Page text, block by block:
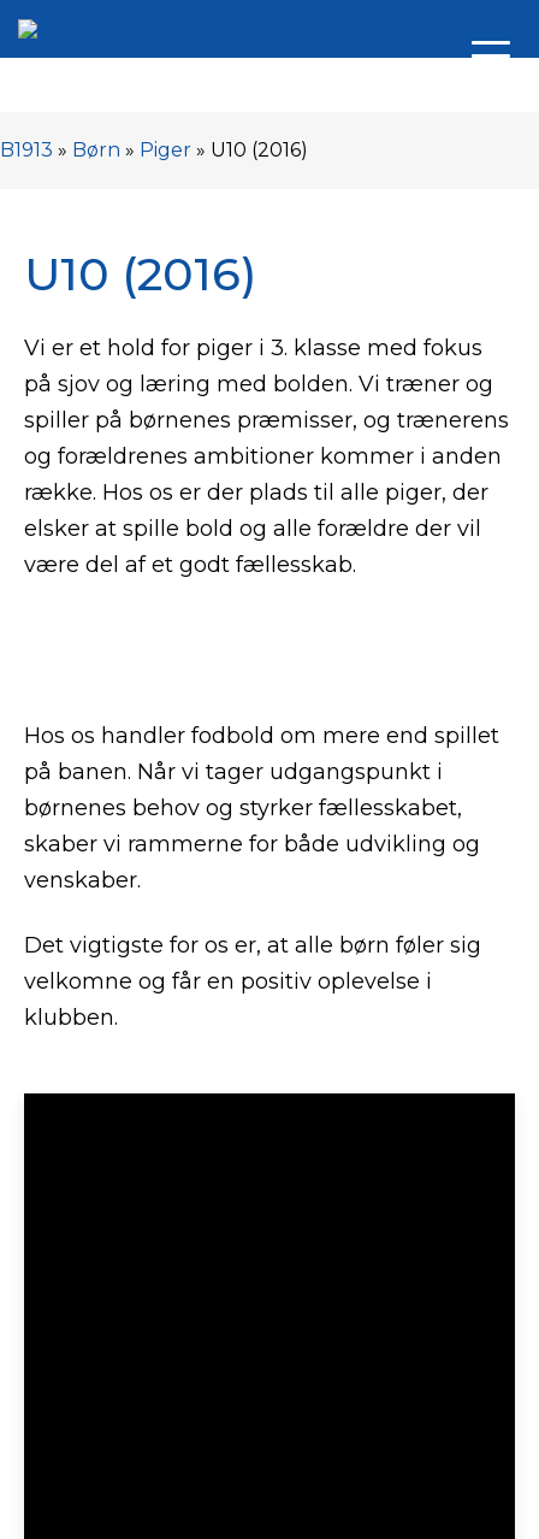
B1913 » Børn » Piger » U10 (2016)
U10 (2016)
Vi er et hold for piger i 3. klasse med fokus
på sjov og læring med bolden. Vi træner og
spiller på børnenes præmisser, og trænerens
og forældrenes ambitioner kommer i anden
række. Hos os er der plads til alle piger, der
elsker at spille bold og alle forældre der vil
være del af et godt fællesskab.
Hos os handler fodbold om mere end spillet
på banen. Når vi tager udgangspunkt i
børnenes behov og styrker fællesskabet,
skaber vi rammerne for både udvikling og
venskaber.
Det vigtigste for os er, at alle børn føler sig
velkomne og får en positiv oplevelse i
klubben.